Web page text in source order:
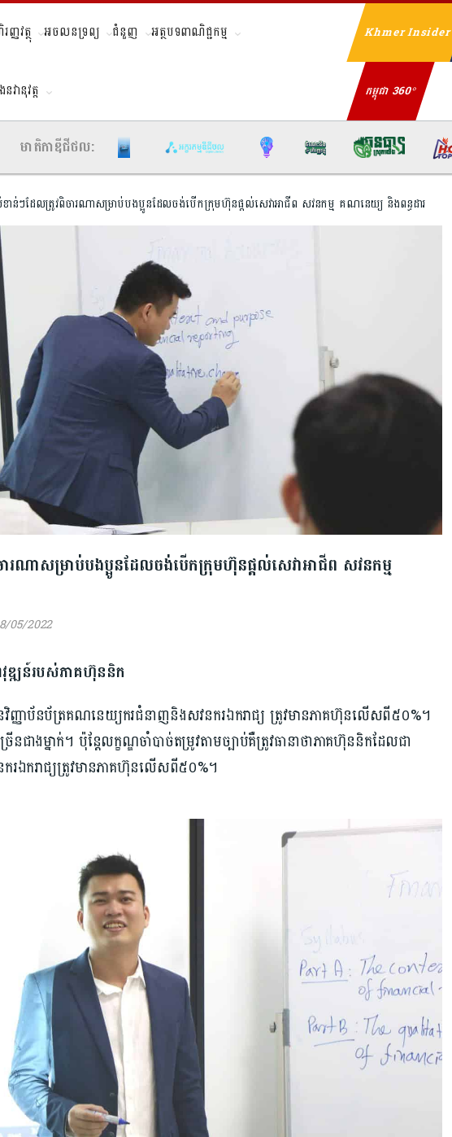
ញ្ញវត្ថុ អចលនទ្រព្យ ជំនួញ អត្ថបទពាណិជ្ជកម្ម
វានុវត្ត
Khmer Insider
កម្ពុជា 360°
មាតិកាឌីជីថល:
ខាន់ៗដែលត្រូវពិចារណាសម្រាប់បងប្អូនដែលចង់បើកក្រុមហ៊ុនផ្តល់សេវាអាជីព សវនកម្ម គណនេយ្យ និងពន្ធដារ
រណាសម្រាប់បងប្អូនដែលចង់បើកក្រុមហ៊ុនផ្តល់សេវាអាជីព សវនកម្ម
05/2022
ឌ្ឍន៍របស់ភាគហ៊ុននិក
ញ្ញាប័នប័ត្រគណនេយ្យករជំនាញនិងសវនករឯករាជ្យ ត្រូវមានភាគហ៊ុនលើសពី៥០%។
ជាងម្នាក់។ ប៉ុន្តែលក្ខណ្ឌចាំបាច់តម្រូវតាមច្បាប់គឺត្រូវធានាថាភាគហ៊ុននិកដែលជា
ឯករាជ្យត្រូវមានភាគហ៊ុនលើសពី៥០%។